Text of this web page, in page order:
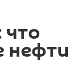
что
нефти